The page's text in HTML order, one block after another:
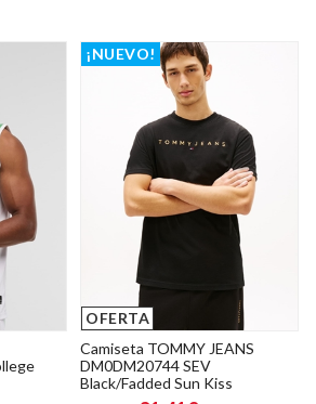
OFERTA
¡NUEVO!
Camiseta TOMMY JEANS
DM0DM20744 SEV
Black/Fadded Sun Kiss